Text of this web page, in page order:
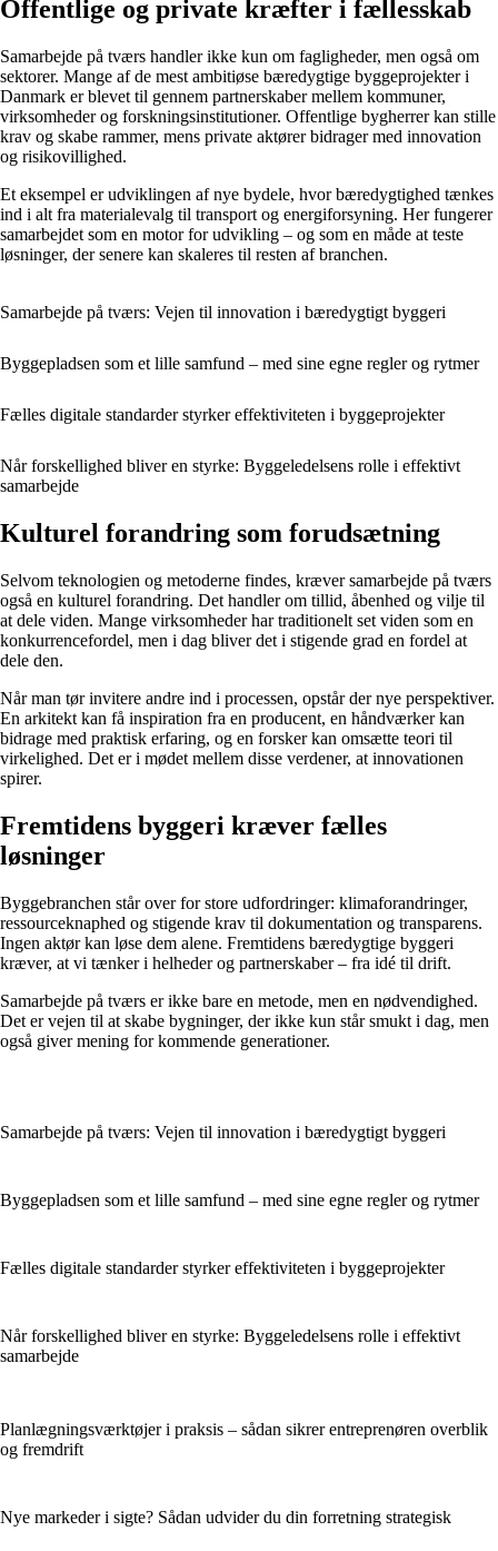
Offentlige og private kræfter i fællesskab
Samarbejde på tværs handler ikke kun om fagligheder, men også om
sektorer. Mange af de mest ambitiøse bæredygtige byggeprojekter i
Danmark er blevet til gennem partnerskaber mellem kommuner,
virksomheder og forskningsinstitutioner. Offentlige bygherrer kan stille
krav og skabe rammer, mens private aktører bidrager med innovation
og risikovillighed.
Et eksempel er udviklingen af nye bydele, hvor bæredygtighed tænkes
ind i alt fra materialevalg til transport og energiforsyning. Her fungerer
samarbejdet som en motor for udvikling – og som en måde at teste
løsninger, der senere kan skaleres til resten af branchen.
Samarbejde på tværs: Vejen til innovation i bæredygtigt byggeri
Byggepladsen som et lille samfund – med sine egne regler og rytmer
Fælles digitale standarder styrker effektiviteten i byggeprojekter
Når forskellighed bliver en styrke: Byggeledelsens rolle i effektivt
samarbejde
Kulturel forandring som forudsætning
Selvom teknologien og metoderne findes, kræver samarbejde på tværs
også en kulturel forandring. Det handler om tillid, åbenhed og vilje til
at dele viden. Mange virksomheder har traditionelt set viden som en
konkurrencefordel, men i dag bliver det i stigende grad en fordel at
dele den.
Når man tør invitere andre ind i processen, opstår der nye perspektiver.
En arkitekt kan få inspiration fra en producent, en håndværker kan
bidrage med praktisk erfaring, og en forsker kan omsætte teori til
virkelighed. Det er i mødet mellem disse verdener, at innovationen
spirer.
Fremtidens byggeri kræver fælles
løsninger
Byggebranchen står over for store udfordringer: klimaforandringer,
ressourceknaphed og stigende krav til dokumentation og transparens.
Ingen aktør kan løse dem alene. Fremtidens bæredygtige byggeri
kræver, at vi tænker i helheder og partnerskaber – fra idé til drift.
Samarbejde på tværs er ikke bare en metode, men en nødvendighed.
Det er vejen til at skabe bygninger, der ikke kun står smukt i dag, men
også giver mening for kommende generationer.
Samarbejde på tværs: Vejen til innovation i bæredygtigt byggeri
Byggepladsen som et lille samfund – med sine egne regler og rytmer
Fælles digitale standarder styrker effektiviteten i byggeprojekter
Når forskellighed bliver en styrke: Byggeledelsens rolle i effektivt
samarbejde
Planlægningsværktøjer i praksis – sådan sikrer entreprenøren overblik
og fremdrift
Nye markeder i sigte? Sådan udvider du din forretning strategisk